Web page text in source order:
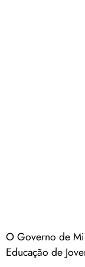
O Governo de
Educação de